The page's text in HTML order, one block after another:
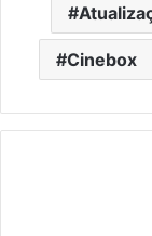
Cinebox